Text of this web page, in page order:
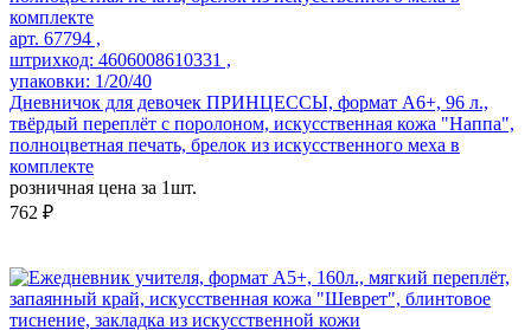
арт. 67794 ,
штрихкод: 4606008610331 ,
упаковки: 1/20/40
Дневничок для девочек ПРИНЦЕССЫ, формат А6+, 96 л.,
твёрдый переплёт с поролоном, искусственная кожа "Наппа",
полноцветная печать, брелок из искусственного меха в
комплекте
розничная цена за 1шт.
762 ₽